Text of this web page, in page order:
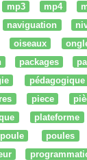
mp3 mp4
naviguation
oiseaux
packages
pédagogique
piece
plateforme
poule poules